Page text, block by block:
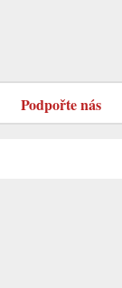
Podpořte nás